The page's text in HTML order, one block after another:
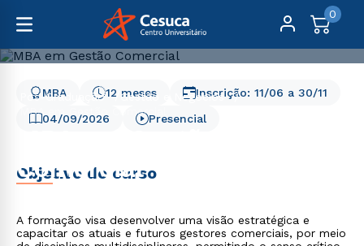
0
Pós-Graduação
Gestão e Negócios
MBA em Gestão Comercial
Comercial
04/09/2026
12 meses
MBA
Presencial
Inscrição: 11/06 a 30/11
Objetivo do curso
A formação visa desenvolver uma visão estratégica e
capacitar os atuais e futuros gestores comerciais, por meio